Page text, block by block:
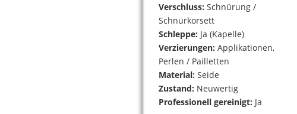
Verschluss:Schnürung /
Schnürkorsett
Schleppe: Ja (Kapelle)
Verzierungen:Applikationen,
Perlen / Pailletten
Material:Seide
Zustand: Neuwertig
Professionell gereinigt: Ja